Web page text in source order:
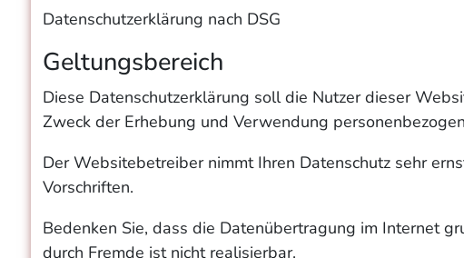
Datenschutzerklärung nach DSG
Geltungsbereich
Diese Datenschutzerklärung soll die Nutzer dieser
Zweck der Erhebung und Verwendung
Der Websitebetreiber nimmt Ihren Datenschutz sehr
Vorschriften.
Bedenken Sie, dass die Datenübertragung im Internet
durch Fremde ist nicht realisierbar.